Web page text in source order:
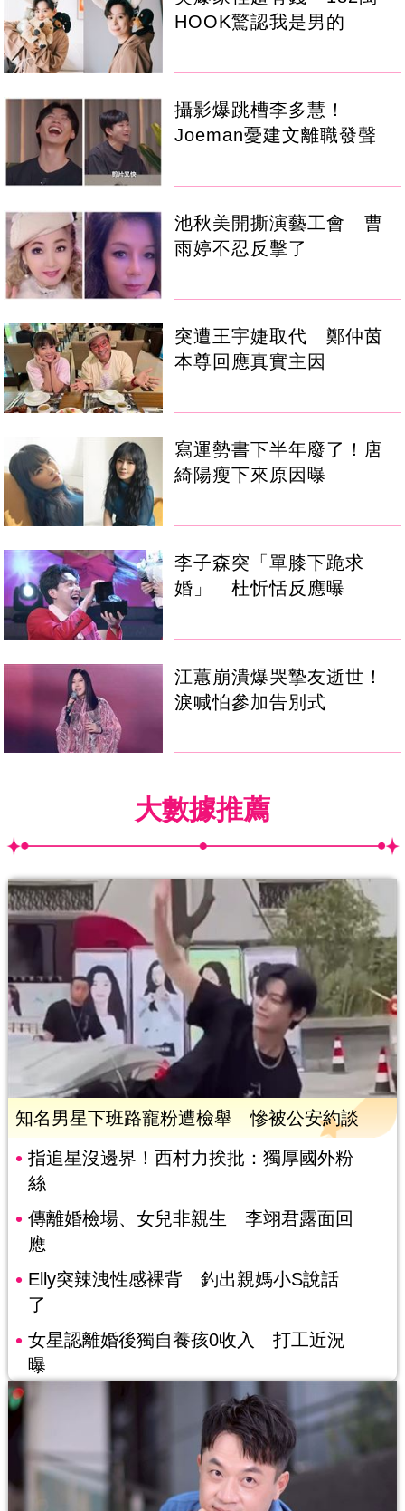
HOOK驚認我是男的
攝影爆跳槽李多慧！
Joeman憂建文離職發聲
池秋美開撕演藝工會 曹
雨婷不忍反擊了
突遭王宇婕取代 鄭仲茵
本尊回應真實主因
寫運勢書下半年廢了！唐
綺陽瘦下來原因曝
李子森突「單膝下跪求
婚」 杜忻恬反應曝
江蕙崩潰爆哭摯友逝世！
淚喊怕參加告別式
大數據推薦
知名男星下班路寵粉遭檢舉 慘被公安約談
指追星沒邊界！西村力挨批：獨厚國外粉
絲
傳離婚檢場、女兒非親生 李翊君露面回
應
Elly突辣洩性感裸背 釣出親媽小S說話
了
女星認離婚後獨自養孩0收入 打工近況
曝